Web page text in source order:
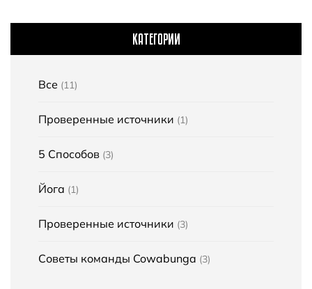
КАТЕГОРИИ
Все (11)
Проверенные источники (1)
5 Способов (3)
Йога (1)
Проверенные источники (3)
Советы команды Cowabunga (3)